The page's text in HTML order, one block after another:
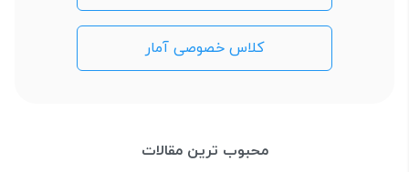
کلاس خصوصی آمار
محبوب ترین مقالات